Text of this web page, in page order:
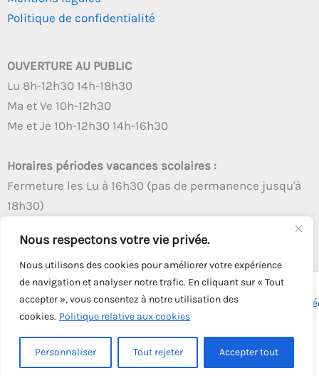
Nous respectons votre vie privée.
Nous utilisons des cookies pour améliorer votre expérience
de navigation et analyser notre trafic. En cliquant sur « Tout
accepter », vous consentez à notre utilisation des
cookies. Politique relative aux cookies
Personnaliser Tout rejeter Accepter tout
Politique de confidentialité
OUVERTURE AU PUBLIC
Lu 8h-12h30 14h-18h30
Ma et Ve 10h-12h30
Me et Je 10h-12h30 14h-16h30
Horaires périodes vacances scolaires :
Fermeture les Lu à 16h30 (pas de permanence jusqu'à
18h30)
Copyright © 2026 - Tous droits réservés - | Webmaster
Solution